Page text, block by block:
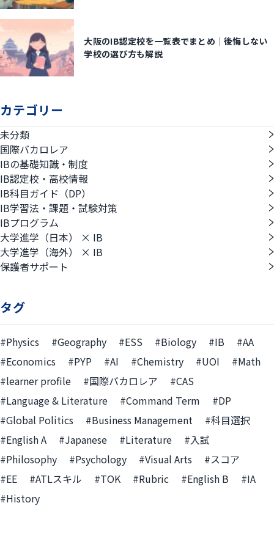
大阪のIB認定校を一覧表でまとめ｜後悔しない
学校の選び方も解説
カテゴリー
未分類
国際バカロレア
IBの基礎知識・制度
IB認定校・高校情報
IB科目ガイド（DP）
IB学習法・課題・試験対策
IBプログラム
大学進学（日本） × IB
大学進学（海外） × IB
保護者サポート
タグ
#Physics #Geography #ESS #Biology #IB
#AA
#Economics
#PYP #AI #Chemistry #UOI
#Math
#learner profile
#国際バカロレア
#CAS
#Language & Literature
#Command Term
#DP
#Global Politics
#Business Management
#科目選択
#English A
#Japanese #Literature
#入試
#Philosophy
#Psychology #Visual Arts
#スコア
#EE
#ATLスキル #TOK #Rubric #English B
#IA
#History